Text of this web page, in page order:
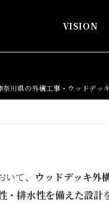
VISION
奈川県の外構工事・ウッドデッ
いて、 ウッドデッキ外
・排水性を備えた設計